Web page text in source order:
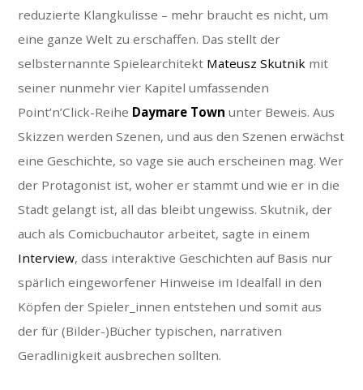
reduzierte Klangkulisse – mehr braucht es nicht, um
eine ganze Welt zu erschaffen. Das stellt der
selbsternannte Spielearchitekt Mateusz Skutnik mit
seiner nunmehr vier Kapitel umfassenden
Point’n’Click-Reihe Daymare Town unter Beweis. Aus
Skizzen werden Szenen, und aus den Szenen erwächst
eine Geschichte, so vage sie auch erscheinen mag. Wer
der Protagonist ist, woher er stammt und wie er in die
Stadt gelangt ist, all das bleibt ungewiss. Skutnik, der
auch als Comicbuchautor arbeitet, sagte in einem
Interview, dass interaktive Geschichten auf Basis nur
spärlich eingeworfener Hinweise im Idealfall in den
Köpfen der Spieler_innen entstehen und somit aus
der für (Bilder-)Bücher typischen, narrativen
Geradlinigkeit ausbrechen sollten.